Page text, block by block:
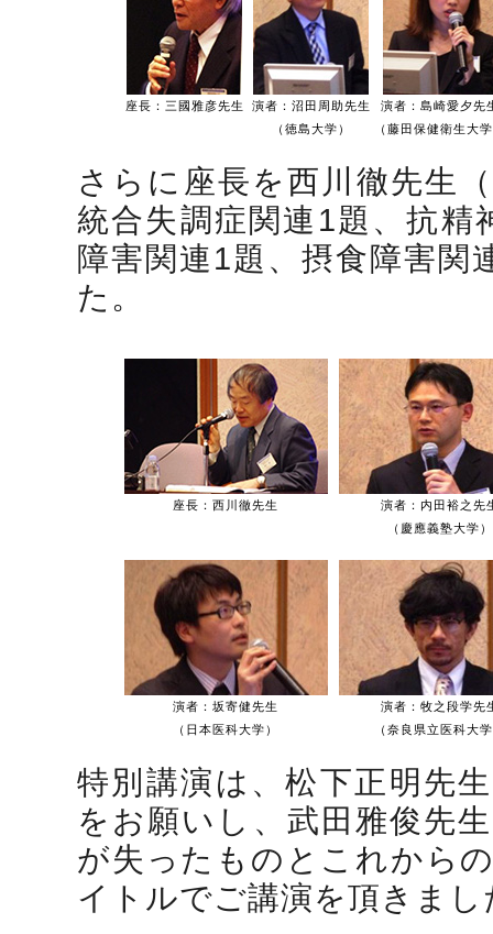
座長：三國雅彦先生
演者：沼田周助先生
（徳島大学）
演者：島崎愛夕先
（藤田保健衛生大
さらに座長を西川徹先生
統合失調症関連1題、抗精
障害関連1題、摂食障害関
た。
座長：西川徹先生
演者：内田裕之先
（慶應義塾大学）
演者：坂寄健先生
（日本医科大学）
演者：牧之段学先
（奈良県立医科大
特別講演は、松下正明先
をお願いし、武田雅俊先
が失ったものとこれから
イトルでご講演を頂きまし